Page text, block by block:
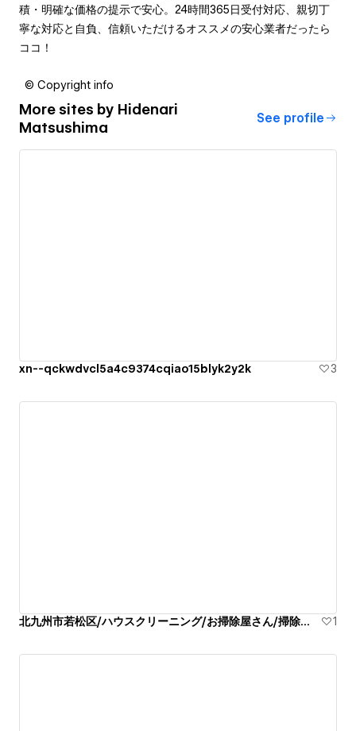
積・明確な価格の提示で安心。24時間365日受付対応、親切丁
寧な対応と自負、信頼いただけるオススメの安心業者だったら
ココ！
© Copyright info
More sites by Hidenari
Matsushima
See profile
xn--qckwdvcl5a4c9374cqiao15blyk2y2k 3
北九州市若松区/ハウスクリーニング/お掃除屋さん/掃除代行業者 1